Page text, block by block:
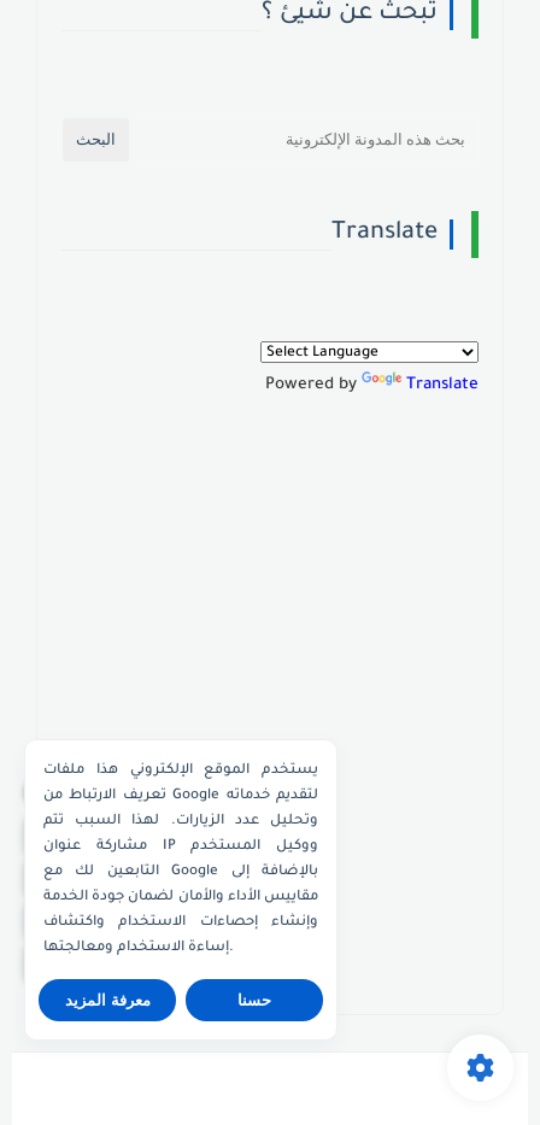
واتساب الكويت
واتساب قطر
واتساب عُمان
واتساب الإمارات
تبحث عن شيئ ؟
Translate
Powered by Translate
يستخدم الموقع الإلكتروني هذا ملفات
تعريف الارتباط من Google لتقديم خدماته
وتحليل عدد الزيارات. لهذا السبب تتم
مشاركة عنوان IP ووكيل المستخدم
التابعين لك مع Google بالإضافة إلى
مقاييس الأداء والأمان لضمان جودة الخدمة
وإنشاء إحصاءات الاستخدام واكتشاف
إساءة الاستخدام ومعالجتها.
معرفة المزيد حسنا